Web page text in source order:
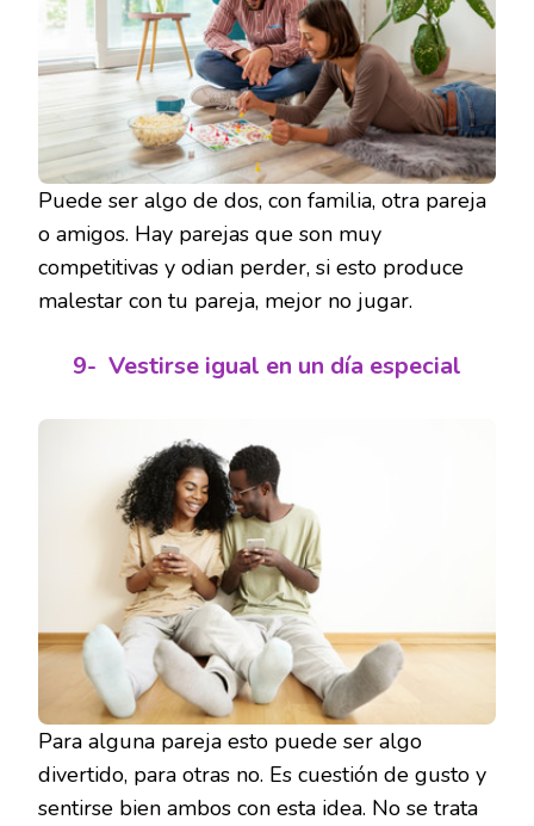
Puede ser algo de dos, con familia, otra pareja
o amigos. Hay parejas que son muy
competitivas y odian perder, si esto produce
malestar con tu pareja, mejor no jugar.
9- Vestirse igual en un día especial
Para alguna pareja esto puede ser algo
divertido, para otras no. Es cuestión de gusto y
sentirse bien ambos con esta idea. No se trata